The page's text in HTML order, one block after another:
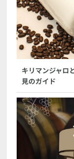
キリマンジャロ
見のガイド